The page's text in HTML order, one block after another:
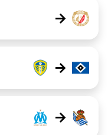
→
→
→